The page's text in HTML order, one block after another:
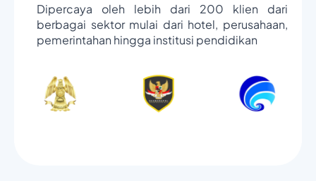
Dipercaya oleh lebih dari 200 klien dari
berbagai sektor mulai dari hotel, perusahaan,
pemerintahan hingga institusi pendidikan